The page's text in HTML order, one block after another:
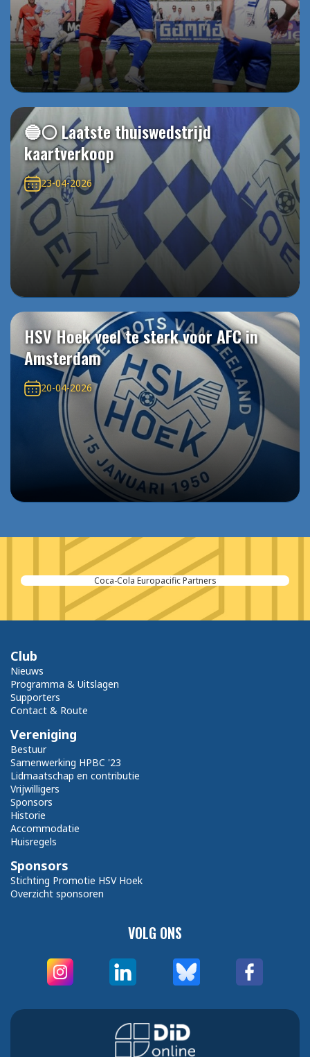
🔵⚪️ Laatste thuiswedstrijd
kaartverkoop
23-04-2026
HSV Hoek veel te sterk voor AFC in
Amsterdam
20-04-2026
Coca-Cola Europacific Partners
VOLG ONS
Club
Nieuws
Programma & Uitslagen
Supporters
Contact & Route
Vereniging
Bestuur
Samenwerking HPBC '23
Lidmaatschap en contributie
Vrijwilligers
Sponsors
Historie
Accommodatie
Huisregels
Sponsors
Stichting Promotie HSV Hoek
Overzicht sponsoren